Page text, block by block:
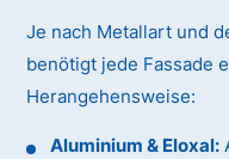
Je nach Metallart und
benötigt jede Fassade
Herangehensweise:
Aluminium & Eloxal: